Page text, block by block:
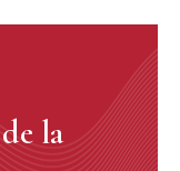
& his
la